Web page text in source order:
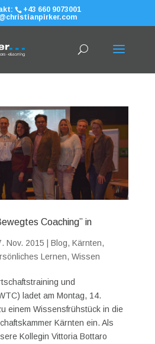
+43 660 9073001
Coaching” in
Nov. 2015 Blog, Kärnten,
Lernen, Wissen
und
ladet am Montag, 14.
einem Wissensfrühstück in die
Kärnten ein. Als
Kollegin Vittoria Bottaro